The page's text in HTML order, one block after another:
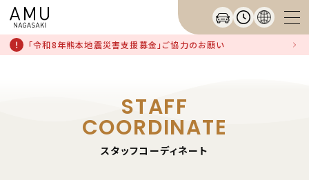
「令和8年熊本地震災害支援募金」ご協力のお願い
STAFF
COORDINATE
スタッフコーディネート